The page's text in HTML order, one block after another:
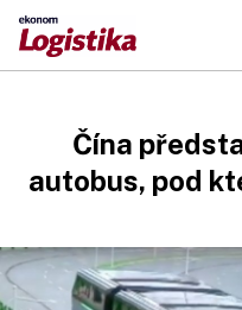
Čína
autobus, pod